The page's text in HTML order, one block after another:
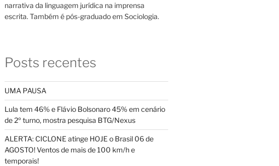
narrativa da linguagem jurídica na imprensa
escrita. Também é pós-graduado em Sociologia.
Posts recentes
UMA PAUSA
Lula tem 46% e Flávio Bolsonaro 45% em cenário
de 2º turno, mostra pesquisa BTG/Nexus
ALERTA: CICLONE atinge HOJE o Brasil 06 de
AGOSTO! Ventos de mais de 100 km/h e
temporais!